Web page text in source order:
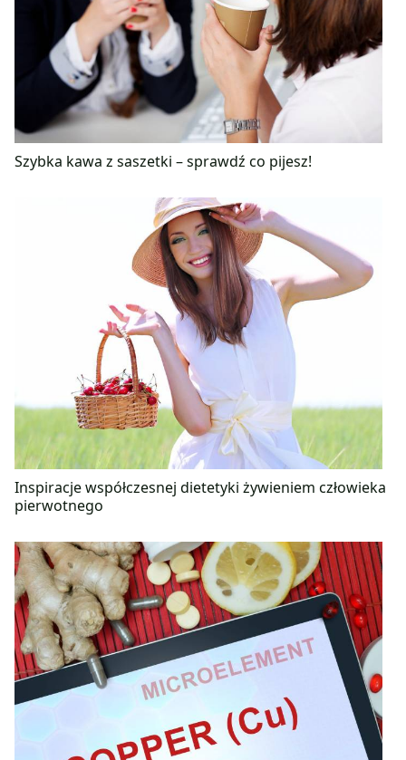
Szybka kawa z saszetki – sprawdź co pijesz!
Inspiracje współczesnej dietetyki żywieniem człowieka
pierwotnego